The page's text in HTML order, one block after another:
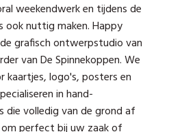
weekendwerk en tijdens de
ook nuttig maken. Happy
grafisch ontwerpstudio van
van De Spinnekoppen. We
kaartjes, logo's, posters en
in hand-
die volledig van de grond af